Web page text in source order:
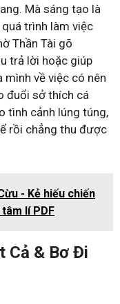
Mà sáng tạo là
trình làm việc
Thần Tài gõ
trả lời hoặc giúp
mình về việc có nên
đuổi sở thích cá
tình cảnh lúng túng,
rồi chẳng thu được
- Kẻ hiếu chiến
lí PDF
Cả & Bơ Đi